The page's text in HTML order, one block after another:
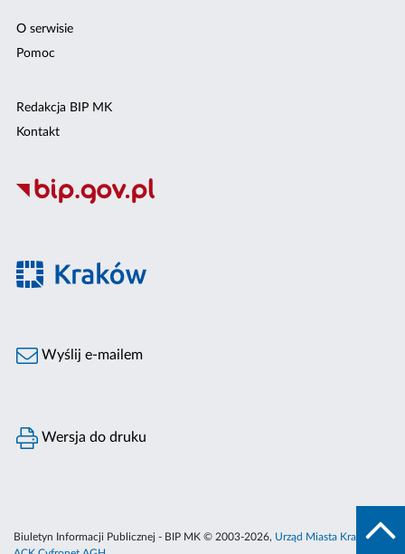
O serwisie
Pomoc
Redakcja BIP MK
Kontakt
Wyślij e-mailem
Wersja do druku
Biuletyn Informacji Publicznej - BIP MK © 2003-2026, Urząd Miasta Krakowa